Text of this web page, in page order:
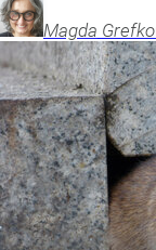
Magda